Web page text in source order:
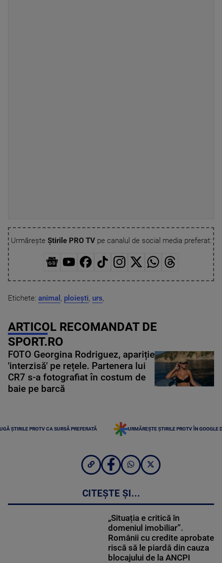
Urmărește Știrile PRO TVpe canalul de social media preferat:
Etichete: animal , ploiești, urs,
ARTICOL RECOMANDAT DE
SPORT.RO
FOTO Georgina Rodriguez, apariție
'interzisă' pe rețele. Partenera lui
CR7 s-a fotografiat în costum de
baie pe barcă
ȘTIRILE PROTV CA SURSĂ PREFERATĂ URMĂREȘTE ȘTIRILE PROTV ÎN GOOGLE
CITEȘTE ȘI...
„Situația e critică în
domeniul imobiliar”.
Românii cu credite aprobate
riscă să le piardă din cauza
blocajului de la ANCPI